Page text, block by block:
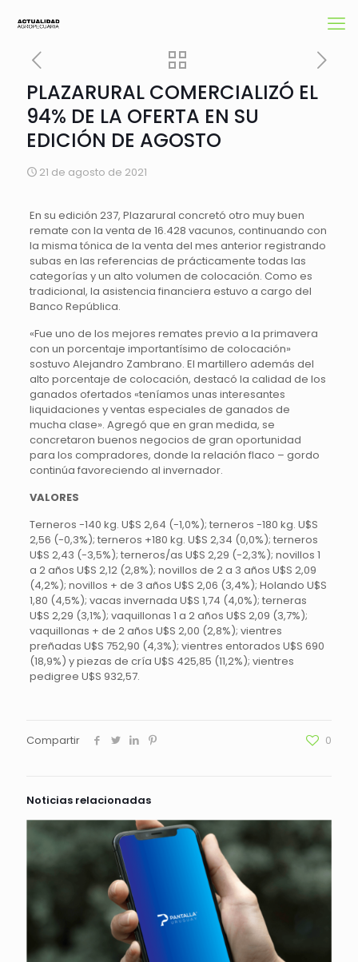
PLAZARURAL COMERCIALIZÓ EL
94% DE LA OFERTA EN SU
EDICIÓN DE AGOSTO
21 de agosto de 2021
En su edición 237, Plazarural concretó otro muy buen
remate con la venta de 16.428 vacunos, continuando con
la misma tónica de la venta del mes anterior registrando
subas en las referencias de prácticamente todas las
categorías y un alto volumen de colocación. Como es
tradicional, la asistencia financiera estuvo a cargo del
Banco República.
«Fue uno de los mejores remates previo a la primavera
con un porcentaje importantísimo de colocación»
sostuvo Alejandro Zambrano. El martillero además del
alto porcentaje de colocación, destacó la calidad de los
ganados ofertados «teníamos unas interesantes
liquidaciones y ventas especiales de ganados de
mucha clase». Agregó que en gran medida, se
concretaron buenos negocios de gran oportunidad
para los compradores, donde la relación flaco – gordo
continúa favoreciendo al invernador.
VALORES
Terneros -140 kg. U$S 2,64 (-1,0%); terneros -180 kg. U$S
2,56 (-0,3%); terneros +180 kg. U$S 2,34 (0,0%); terneros
U$S 2,43 (-3,5%); terneros/as U$S 2,29 (-2,3%); novillos 1
a 2 años U$S 2,12 (2,8%); novillos de 2 a 3 años U$S 2,09
(4,2%); novillos + de 3 años U$S 2,06 (3,4%); Holando U$S
1,80 (4,5%); vacas invernada U$S 1,74 (4,0%); terneras
U$S 2,29 (3,1%); vaquillonas 1 a 2 años U$S 2,09 (3,7%);
vaquillonas + de 2 años U$S 2,00 (2,8%); vientres
preñadas U$S 752,90 (4,3%); vientres entorados U$S 690
(18,9%) y piezas de cría U$S 425,85 (11,2%); vientres
pedigree U$S 932,57.
Compartir 0
Noticias relacionadas